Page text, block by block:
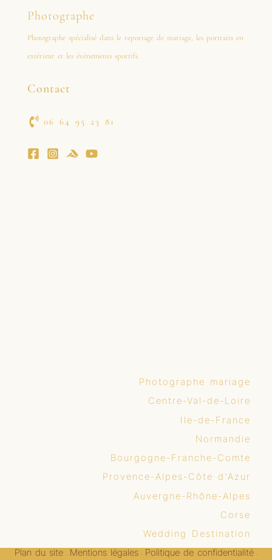
Photographe
Photographe spécialisé dans le reportage de mariage, les portraits en
extérieur et les évènements sportifs.
Contact
06 64 95 23 81
Photographe mariage
Centre-Val-de-Loire
Ile-de-France
Normandie
Bourgogne-Franche-Comte
Provence-Alpes-Côte d'Azur
Auvergne-Rhône-Alpes
Corse
Wedding Destination
Plan du site- Mentions légales- Politique de confidentialité-